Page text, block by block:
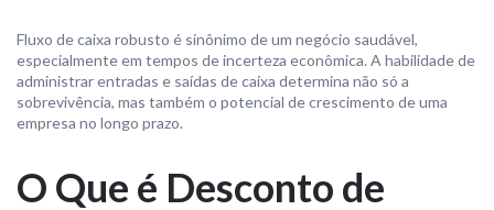
Fluxo de caixa robusto é sinônimo de um negócio saudável,
especialmente em tempos de incerteza econômica. A habilidade de
administrar entradas e saídas de caixa determina não só a
sobrevivência, mas também o potencial de crescimento de uma
empresa no longo prazo.
O Que é Desconto de